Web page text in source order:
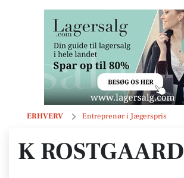
ERHVERV Entreprenør i Jægerspris
K Rostgaard
K ROSTGAARD